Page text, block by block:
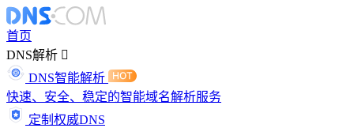
首页
DNS解析
DNS智能解析
快速、安全、稳定的智能域名解析服务
定制权威DNS